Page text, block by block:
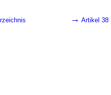
→ Artikel 38